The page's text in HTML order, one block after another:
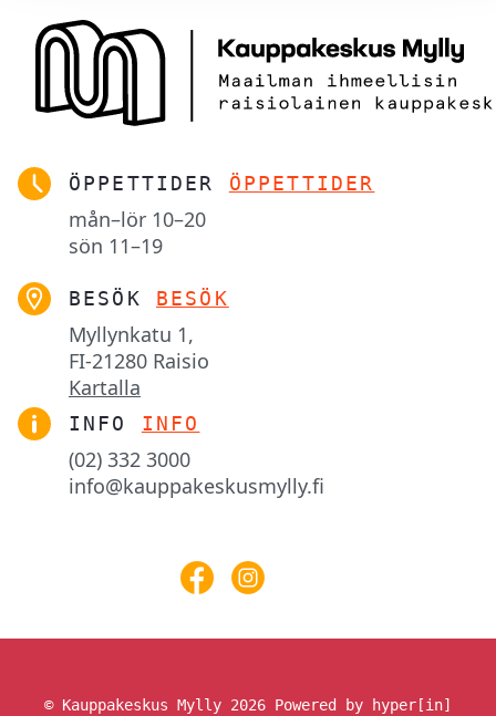
ÖPPETTIDER ÖPPETTIDER
mån–lör 10–20
sön 11–19
BESÖK BESÖK
Myllynkatu 1,
FI-21280 Raisio
Kartalla
INFO INFO
(02) 332 3000
info@kauppakeskusmylly.fi
© Kauppakeskus Mylly 2026 Powered by hyper[in]